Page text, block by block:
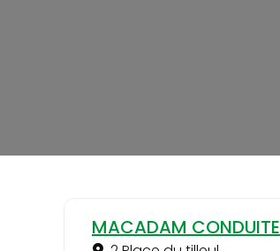
MACADAM CONDUITE